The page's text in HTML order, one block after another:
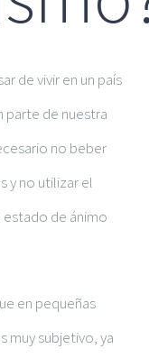
de vivir en un país
parte de nuestra
no beber
y no utilizar el
de ánimo
en pequeñas
muy subjetivo, ya